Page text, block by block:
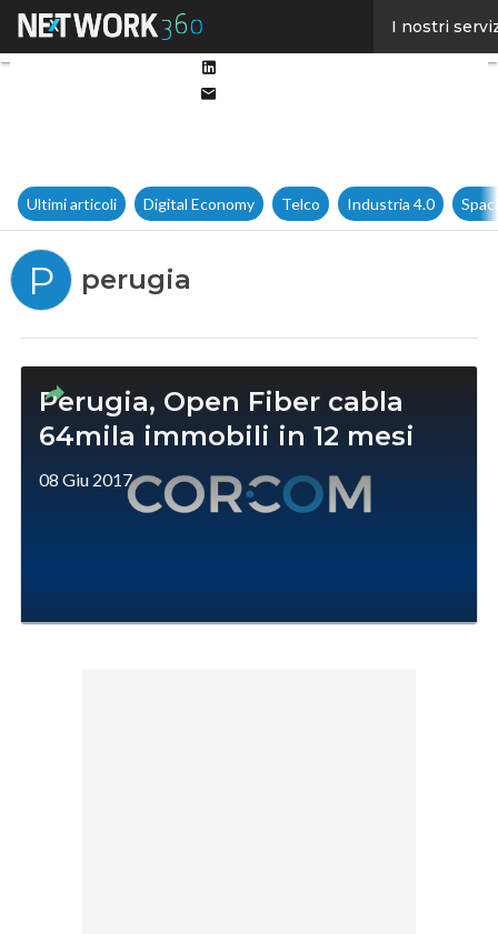
I nostri
Ultimi articoli Digital Economy Telco Industria 4.0
P perugia
Perugia, Open Fiber cabla
64mila immobili in 12 mesi
08 Giu 2017